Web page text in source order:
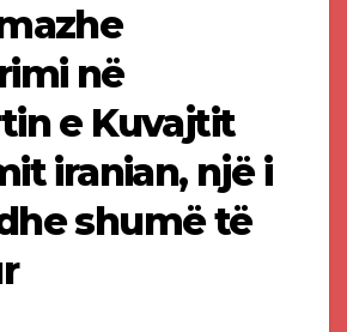
në
e Kuvajtit
iranian, një i
shumë të